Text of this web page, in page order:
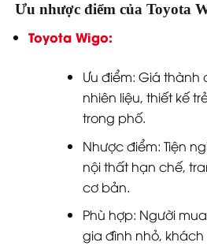
Ưu nhược điểm của Toyota
Toyota Wigo:
Ưu điểm: Giá thành
nhiên liệu, thiết kế
trong phố.
Nhược điểm: Tiện
nội thất hạn chế,
cơ bản.
Phù hợp: Người
gia đình nhỏ,